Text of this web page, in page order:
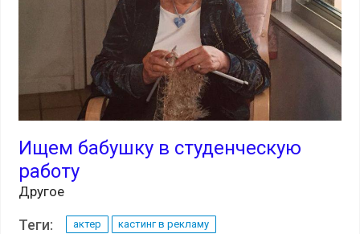
Ищем бабушку в студенческую
работу
Другое
Теги: актер кастинг в рекламу